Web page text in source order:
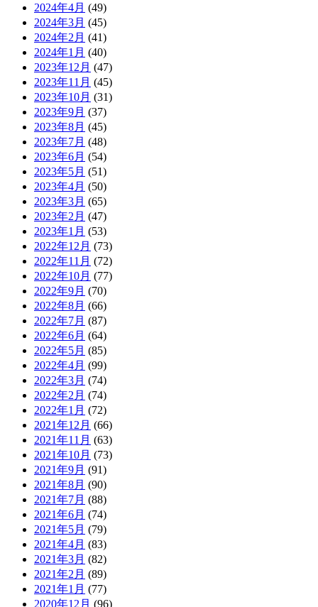
2024年4月 (49)
2024年3月 (45)
2024年2月 (41)
2024年1月 (40)
2023年12月 (47)
2023年11月 (45)
2023年10月 (31)
2023年9月 (37)
2023年8月 (45)
2023年7月 (48)
2023年6月 (54)
2023年5月 (51)
2023年4月 (50)
2023年3月 (65)
2023年2月 (47)
2023年1月 (53)
2022年12月 (73)
2022年11月 (72)
2022年10月 (77)
2022年9月 (70)
2022年8月 (66)
2022年7月 (87)
2022年6月 (64)
2022年5月 (85)
2022年4月 (99)
2022年3月 (74)
2022年2月 (74)
2022年1月 (72)
2021年12月 (66)
2021年11月 (63)
2021年10月 (73)
2021年9月 (91)
2021年8月 (90)
2021年7月 (88)
2021年6月 (74)
2021年5月 (79)
2021年4月 (83)
2021年3月 (82)
2021年2月 (89)
2021年1月 (77)
2020年12月 (96)